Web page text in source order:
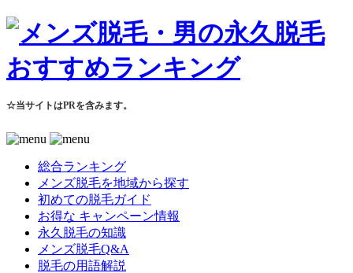
☆当サイトはPRを含みます。
総合ランキング
メンズ脱毛を地域から探す
初めての脱毛ガイド
お得な キャンペーン情報
永久脱毛の知識
メンズ脱毛Q&A
脱毛の用語解説